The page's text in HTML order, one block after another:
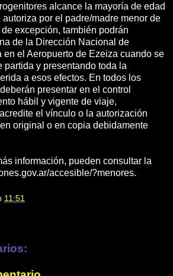
alcance la mayoría de edad
por el padre/madre menor de
excepción, también podrán
de la Dirección Nacional de
en el Aeropuerto de Ezeiza cuando se
partida y presentando toda la
a esos efectos. En todos los
presentar en el control
hábil y vigente de viaje,
el vínculo o la autorización
original o en copia debidamente
información, pueden consultar la
accesible/?menores.
11:51